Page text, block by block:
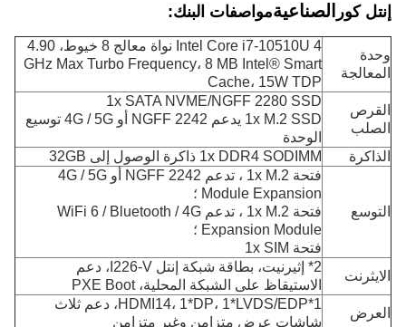
إنتل كورالصناعيةمواصفات البنك:
وحدة
المعالجة
Intel Core i7-10510U 4 نواة معالج 8 خيوط، 4.90
GHz Max Turbo Frequency، 8 MB Intel® Smart
Cache، 15W TDP
القرص
الصلب
1x SATA NVME/NGFF 2280 SSD
1x M.2 SSD يدعم NGFF 2242 أو 4G / 5G توسيع
الوحدة
الذاكرة
1x DDR4 SODIMM ذاكرة الوصول إلى 32GB
التوسع
فتحة 1x M.2 ، تدعم NGFF 2242 أو 4G / 5G
Module Expansion ؛
فتحة 1x M.2 ، تدعم WiFi 6 / Bluetooth / 4G
Expansion Module ؛
فتحة 1x SIM
الايثرنت
2* إثيرنيت، بطاقة شبكة إنتل I226-V، دعم
الاستيقاظ على الشبكة المحلية، PXE Boot
العرض
1*HDMI14، 1*DP، 1*LVDS/EDP، دعم ثلاث
شاشات عرض متزامن وغير متزامن